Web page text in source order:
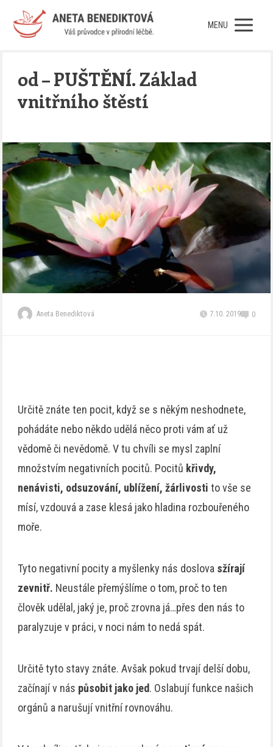
MENU
od – PUŠTĚNÍ. Základ
vnitřního štěstí
Aneta Benediktová 7.10. 2019 0
Určitě znáte ten pocit, když se s někým neshodnete,
pohádáte nebo někdo udělá něco proti vám ať už
vědomě či nevědomě. V tu chvíli se mysl zaplní
množstvím negativních pocitů. Pocitů křivdy,
nenávisti, odsuzování, ublížení, žárlivosti to vše se
mísí, vzdouvá a zase klesá jako hladina rozbouřeného
moře.
Tyto negativní pocity a myšlenky nás doslova sžírají
zevnitř. Neustále přemýšlíme o tom, proč to ten
člověk udělal, jaký je, proč zrovna já…přes den nás to
paralyzuje v práci, v noci nám to nedá spát.
Určitě tyto stavy znáte. Avšak pokud trvají delší dobu,
začínají v nás působit jako jed. Oslabují funkce našich
orgánů a narušují vnitřní rovnováhu.